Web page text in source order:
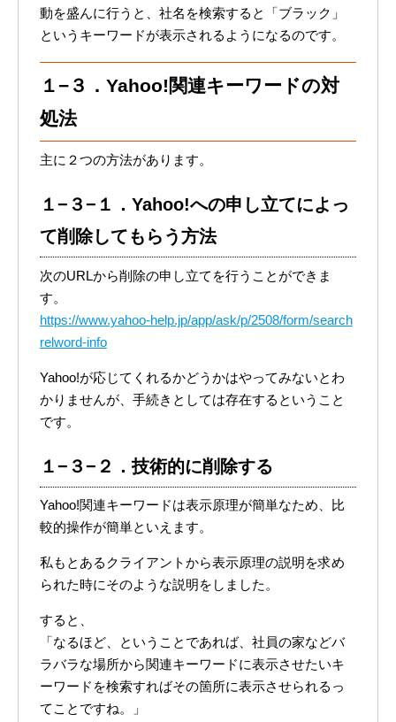
動を盛んに行うと、社名を検索すると「ブラック」
というキーワードが表示されるようになるのです。
１−３．Yahoo!関連キーワードの対
処法
主に２つの方法があります。
１−３−１．Yahoo!への申し立てによっ
て削除してもらう方法
次のURLから削除の申し立てを行うことができま
す。
https://www.yahoo-help.jp/app/ask/p/2508/form/search
relword-info
Yahoo!が応じてくれるかどうかはやってみないとわ
かりませんが、手続きとしては存在するということ
です。
１−３−２．技術的に削除する
Yahoo!関連キーワードは表示原理が簡単なため、比
較的操作が簡単といえます。
私もとあるクライアントから表示原理の説明を求め
られた時にそのような説明をしました。
すると、
「なるほど、ということであれば、社員の家などバ
ラバラな場所から関連キーワードに表示させたいキ
ーワードを検索すればその箇所に表示させられるっ
てことですね。」